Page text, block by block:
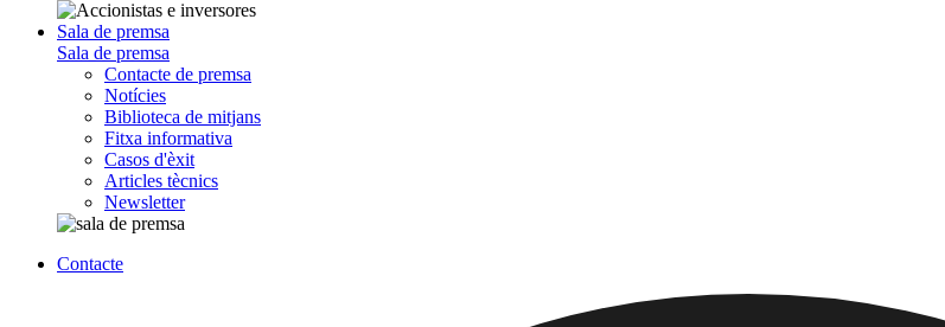
Sala de premsa
Sala de premsa
Contacte de premsa
Notícies
Biblioteca de mitjans
Fitxa informativa
Casos d'èxit
Articles tècnics
Newsletter
Contacte